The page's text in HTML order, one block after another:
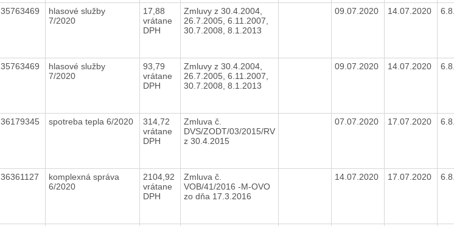
35763469
hlasové služby
7/2020
17,88
vrátane
DPH
Zmluvy z 30.4.2004,
26.7.2005, 6.11.2007,
30.7.2008, 8.1.2013
09.07.2020 14.07.2020
35763469
hlasové služby
7/2020
93,79
vrátane
DPH
Zmluvy z 30.4.2004,
26.7.2005, 6.11.2007,
30.7.2008, 8.1.2013
09.07.2020 14.07.2020
36179345 spotreba tepla 6/2020
314,72
vrátane
DPH
Zmluva č.
DVS/ZODT/03/2015/RV
z 30.4.2015
07.07.2020 17.07.2020
36361127
komplexná správa
6/2020
2104,92
vrátane
DPH
Zmluva č.
VOB/41/2016 -M-OVO
zo dňa 17.3.2016
14.07.2020 17.07.2020